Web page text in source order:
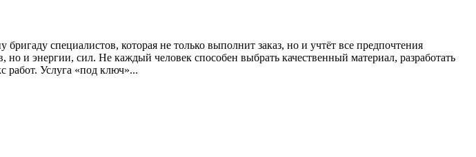
специалистов, которая не только выполнит заказ, но и учтёт все предпочтения
и энергии, сил. Не каждый человек способен выбрать качественный материал, разработать
работ. Услуга «под ключ»...